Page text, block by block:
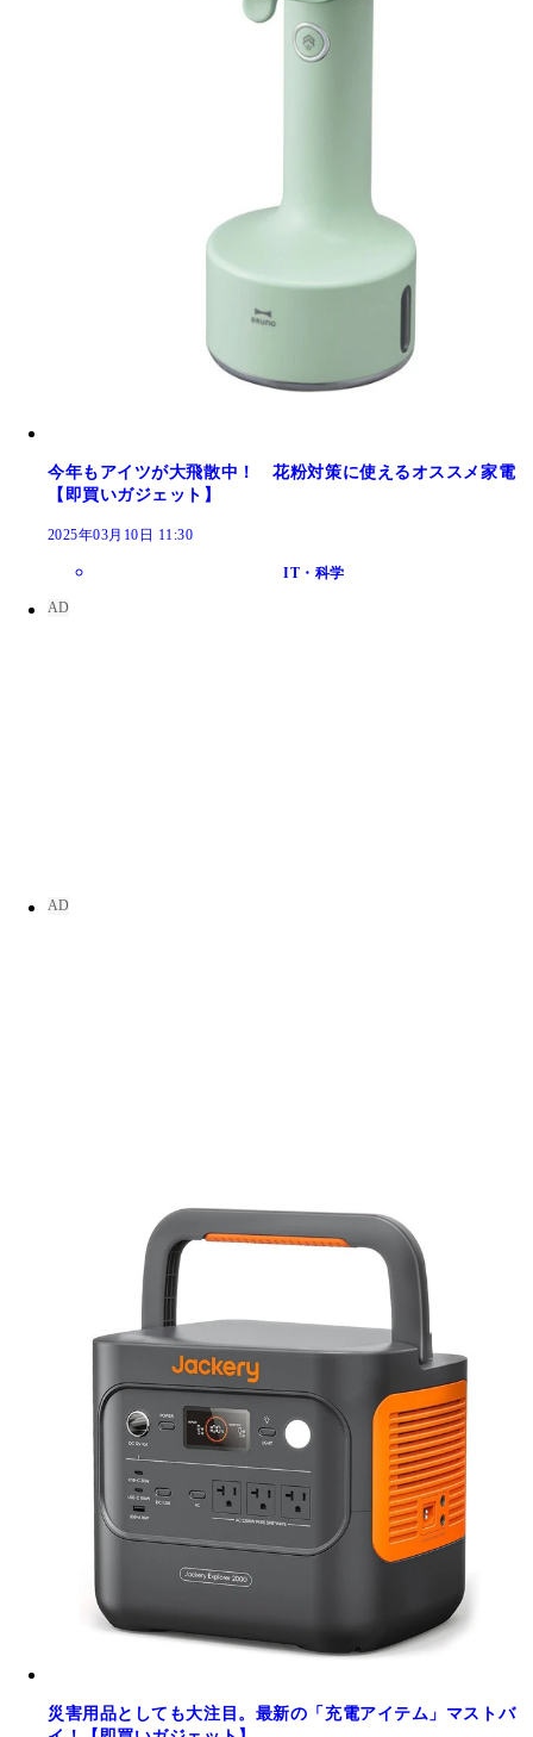
今年もアイツが大飛散中！ 花粉対策に使えるオススメ家電
【即買いガジェット】
2025年03月10日 11:30
IT・科学
災害用品としても大注目。最新の「充電アイテム」マストバ